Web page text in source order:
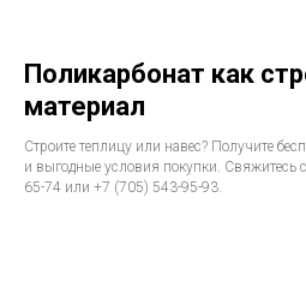
Поликарбонат как
материал
Строите теплицу или навес? Получите
и выгодные условия покупки. Свяжитесь
65-74 или +7 (705) 543-95-93.